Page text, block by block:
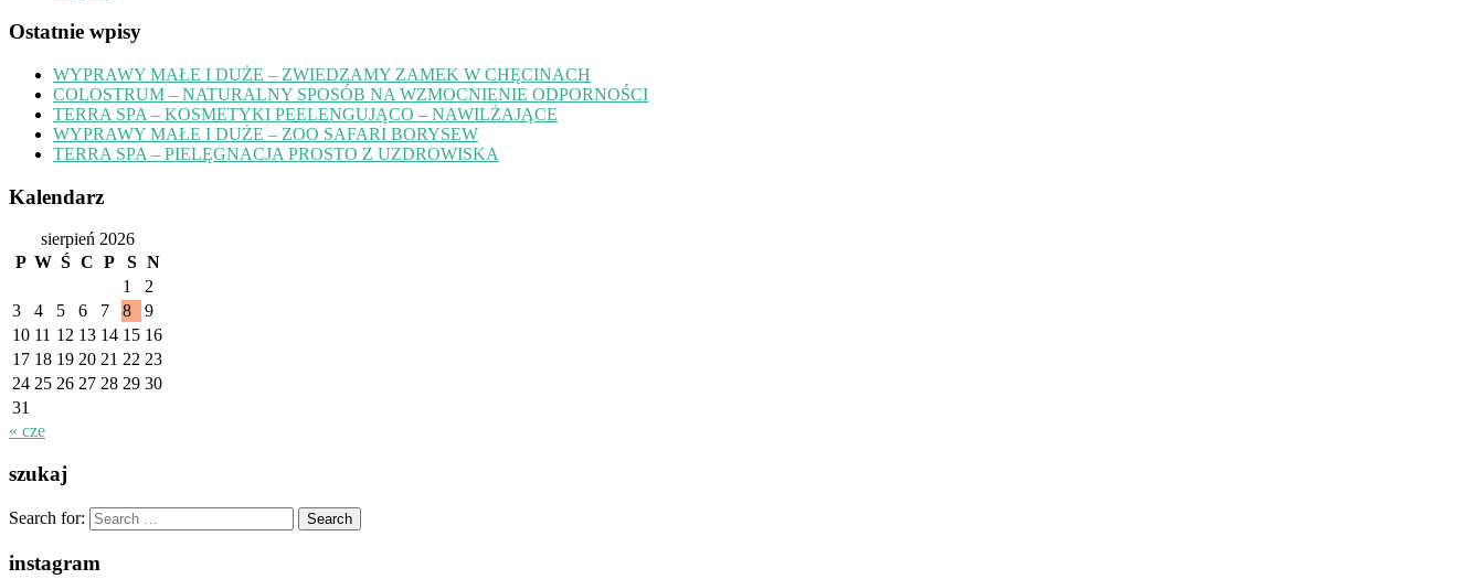
Ostatnie wpisy
WYPRAWY MAŁE I DUŻE – ZWIEDZAMY ZAMEK W CHĘCINACH
COLOSTRUM – NATURALNY SPOSÓB NA WZMOCNIENIE ODPORNOŚCI
TERRA SPA – KOSMETYKI PEELENGUJĄCO – NAWILŻAJĄCE
WYPRAWY MAŁE I DUŻE – ZOO SAFARI BORYSEW
TERRA SPA – PIELĘGNACJA PROSTO Z UZDROWISKA
Kalendarz
sierpień 2026
P W Ś C P S N
1
2
3
4 5 6 7 8
9
10 11 12 13 14 15 16
17 18 19 20 21 22 23
24 25 26 27 28 29 30
31
« cze
szukaj
Search for:
instagram